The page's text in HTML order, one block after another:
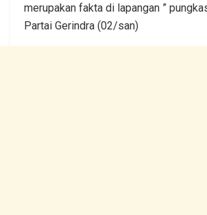
merupakan fakta di lapangan ”
Partai Gerindra (02/san)